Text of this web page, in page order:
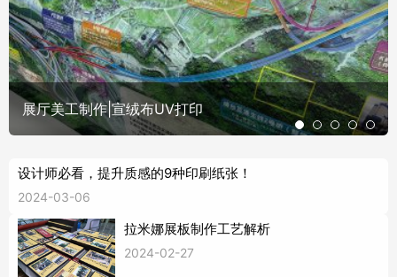
展厅美工制作|宣绒布UV打印
设计师必看，提升质感的9种印刷纸张！
2024-03-06
拉米娜展板制作工艺解析
2024-02-27